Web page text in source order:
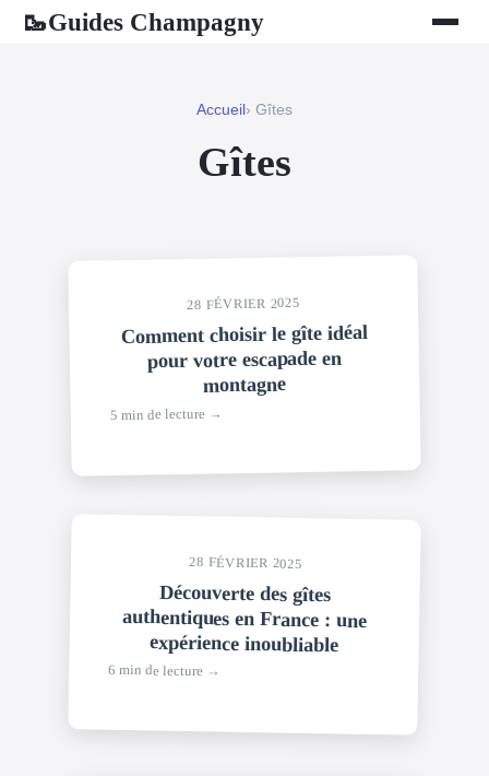
🥾Guides Champagny
Accueil › Gîtes
Gîtes
28 FÉVRIER 2025
Comment choisir le gîte idéal
pour votre escapade en
montagne
5 min de lecture →
28 FÉVRIER 2025
Découverte des gîtes
authentiques en France : une
expérience inoubliable
6 min de lecture →